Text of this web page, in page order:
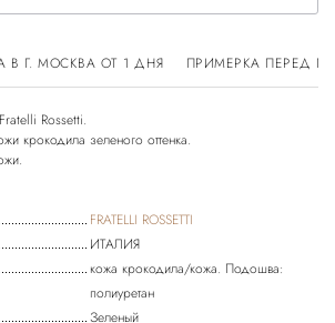
В Г. МОСКВА ОТ 1 ДНЯ ПРИМЕРКА ПЕРЕД
Rossetti.
крокодила зеленого оттенка.
FRATELLI ROSSETTI
ИТАЛИЯ
кожа крокодила/кожа. Подошва:
полиуретан
Зеленый